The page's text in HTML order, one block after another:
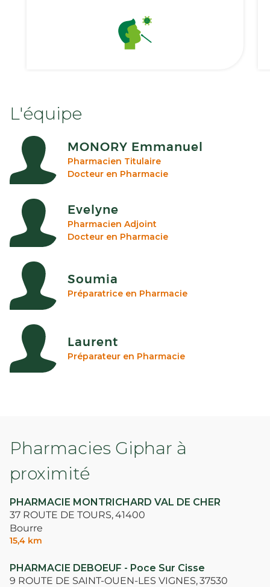
L'équipe
MONORY Emmanuel
Pharmacien Titulaire
Docteur en Pharmacie
Evelyne
Pharmacien Adjoint
Docteur en Pharmacie
Soumia
Préparatrice en Pharmacie
Laurent
Préparateur en Pharmacie
Pharmacies Giphar à
proximité
PHARMACIE MONTRICHARD VAL DE CHER
37 ROUTE DE TOURS,41400
Bourre
15,4 km
PHARMACIE DEBOEUF - Poce Sur Cisse
9 ROUTE DE SAINT-OUEN-LES VIGNES,37530